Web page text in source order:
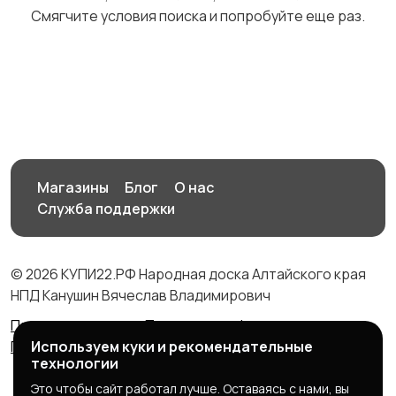
Футболки и топы
Другое
Смягчите условия поиска и попробуйте еще раз.
Магазины Блог
О нас
Служба поддержки
© 2026 КУПИ22.РФ Народная доска Алтайского края
НПД Канушин Вячеслав Владимирович
Правила сервиса
Политика конфиденциальности
Политика использования cookie
Используем куки и рекомендательные
технологии
Это чтобы сайт работал лучше. Оставаясь с нами, вы